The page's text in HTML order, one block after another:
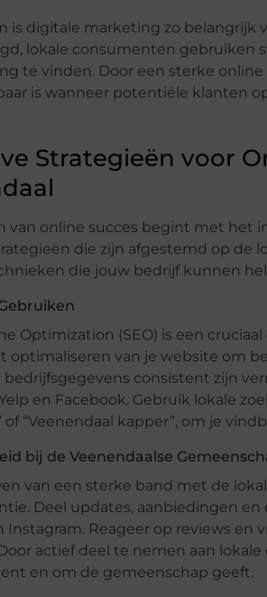
is digitale marketing zo belangrijk
lokale consumenten gebruiken
te vinden. Door een sterke
is wanneer potentiële klanten
Strategieën voor
van online succes begint met het
die zijn afgestemd op de
die jouw bedrijf kunnen
Optimization (SEO) is een
optimaliseren van je website om
bedrijfsgegevens consistent zijn
en Facebook. Gebruik lokale
of “Veenendaal kapper”, om je
bij de Veenendaalse
van een sterke band met de
Deel updates, aanbiedingen
Instagram. Reageer op reviews
actief deel te nemen aan
en om de gemeenschap geeft.